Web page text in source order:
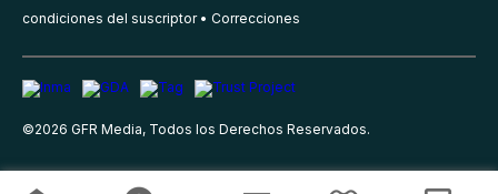
condiciones del suscriptor
Correcciones
©2026 GFR Media, Todos los Derechos Reservados.